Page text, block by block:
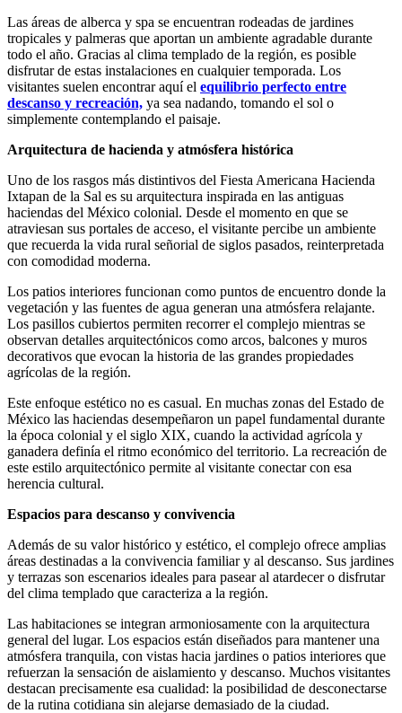
Las áreas de alberca y spa se encuentran rodeadas de jardines
tropicales y palmeras que aportan un ambiente agradable durante
todo el año. Gracias al clima templado de la región, es posible
disfrutar de estas instalaciones en cualquier temporada. Los
visitantes suelen encontrar aquí el equilibrio perfecto entre
descanso y recreación, ya sea nadando, tomando el sol o
simplemente contemplando el paisaje.
Arquitectura de hacienda y atmósfera histórica
Uno de los rasgos más distintivos del Fiesta Americana Hacienda
Ixtapan de la Sal es su arquitectura inspirada en las antiguas
haciendas del México colonial. Desde el momento en que se
atraviesan sus portales de acceso, el visitante percibe un ambiente
que recuerda la vida rural señorial de siglos pasados, reinterpretada
con comodidad moderna.
Los patios interiores funcionan como puntos de encuentro donde la
vegetación y las fuentes de agua generan una atmósfera relajante.
Los pasillos cubiertos permiten recorrer el complejo mientras se
observan detalles arquitectónicos como arcos, balcones y muros
decorativos que evocan la historia de las grandes propiedades
agrícolas de la región.
Este enfoque estético no es casual. En muchas zonas del Estado de
México las haciendas desempeñaron un papel fundamental durante
la época colonial y el siglo XIX, cuando la actividad agrícola y
ganadera definía el ritmo económico del territorio. La recreación de
este estilo arquitectónico permite al visitante conectar con esa
herencia cultural.
Espacios para descanso y convivencia
Además de su valor histórico y estético, el complejo ofrece amplias
áreas destinadas a la convivencia familiar y al descanso. Sus jardines
y terrazas son escenarios ideales para pasear al atardecer o disfrutar
del clima templado que caracteriza a la región.
Las habitaciones se integran armoniosamente con la arquitectura
general del lugar. Los espacios están diseñados para mantener una
atmósfera tranquila, con vistas hacia jardines o patios interiores que
refuerzan la sensación de aislamiento y descanso. Muchos visitantes
destacan precisamente esa cualidad: la posibilidad de desconectarse
de la rutina cotidiana sin alejarse demasiado de la ciudad.